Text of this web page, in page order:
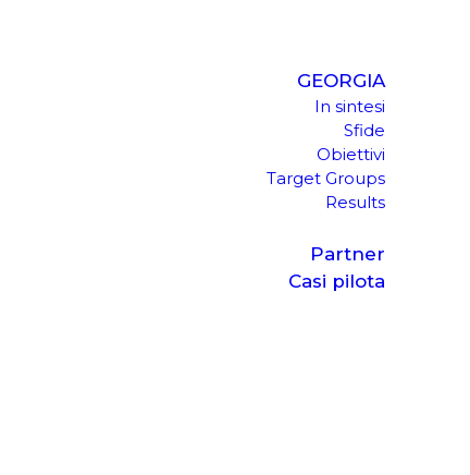
GEORGIA
In sintesi
Sfide
Obiettivi
Target Groups
Results
Partner
Casi pilota